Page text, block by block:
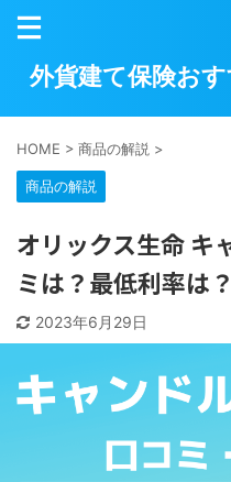
外貨建て保険お
HOME > 商品の解説 >
商品の解説
オリックス生命 キ
ミは？最低利率は？
2023年6月29日